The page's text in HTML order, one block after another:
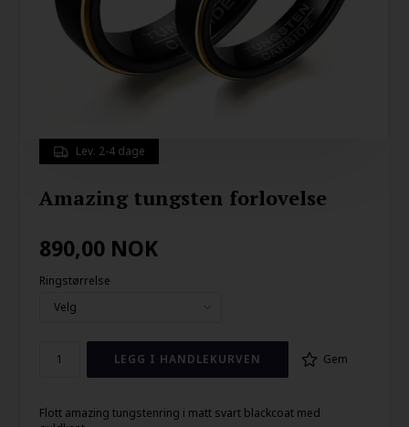
Lev. 2-4 dage
Amazing tungsten forlovelse
890,00 NOK
Ringstørrelse
Gem
Flott amazing tungstenring i matt svart blackcoat med